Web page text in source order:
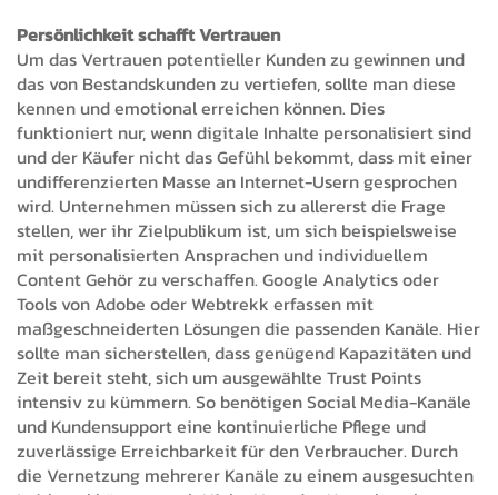
Persönlichkeit schafft Vertrauen
Um das Vertrauen potentieller Kunden zu gewinnen und
das von Bestandskunden zu vertiefen, sollte man diese
kennen und emotional erreichen können. Dies
funktioniert nur, wenn digitale Inhalte personalisiert sind
und der Käufer nicht das Gefühl bekommt, dass mit einer
undifferenzierten Masse an Internet-Usern gesprochen
wird. Unternehmen müssen sich zu allererst die Frage
stellen, wer ihr Zielpublikum ist, um sich beispielsweise
mit personalisierten Ansprachen und individuellem
Content Gehör zu verschaffen. Google Analytics oder
Tools von Adobe oder Webtrekk erfassen mit
maßgeschneiderten Lösungen die passenden Kanäle. Hier
sollte man sicherstellen, dass genügend Kapazitäten und
Zeit bereit steht, sich um ausgewählte Trust Points
intensiv zu kümmern. So benötigen Social Media-Kanäle
und Kundensupport eine kontinuierliche Pflege und
zuverlässige Erreichbarkeit für den Verbraucher. Durch
die Vernetzung mehrerer Kanäle zu einem ausgesuchten